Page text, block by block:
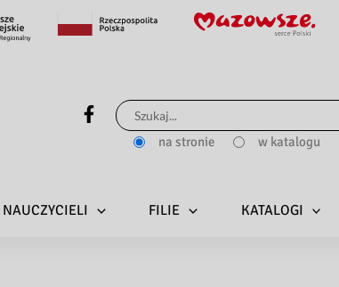
Szukaj
dla:
na stronie w katalogu
FILIE KATALOGI